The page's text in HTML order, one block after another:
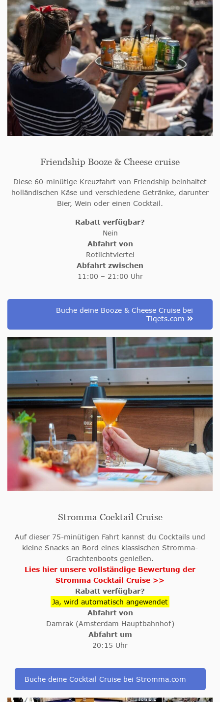
Friendship Booze & Cheese cruise
Diese 60-minütige Kreuzfahrt von Friendship beinhaltet
holländischen Käse und verschiedene Getränke, darunter
Bier, Wein oder einen Cocktail.
Rabatt verfügbar?
Nein
Abfahrt von
Rotlichtviertel
Abfahrt zwischen
11:00 – 21:00 Uhr
Buche deine Booze & Cheese Cruise bei
Tiqets.com
Stromma Cocktail Cruise
Auf dieser 75-minütigen Fahrt kannst du Cocktails und
kleine Snacks an Bord eines klassischen Stromma-
Grachtenboots genießen.
Lies hier unsere vollständige Bewertung der
Stromma Cocktail Cruise >>
Rabatt verfügbar?
Ja, wird automatisch angewendet
Abfahrt von
Damrak (Amsterdam Hauptbahnhof)
Abfahrt um
20:15 Uhr
Buche deine Cocktail Cruise bei Stromma.com